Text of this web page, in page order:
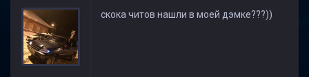
скока читов нашли в моей дэмке???))